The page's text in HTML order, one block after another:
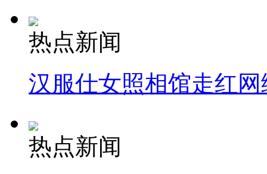
热点新闻
汉服仕女照相馆走红网
热点新闻